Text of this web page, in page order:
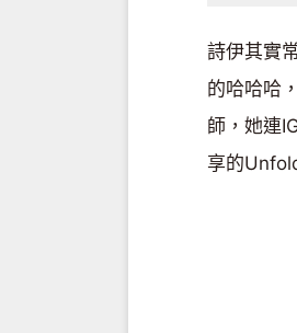
詩伊其實
的哈哈哈
師，她連
享的